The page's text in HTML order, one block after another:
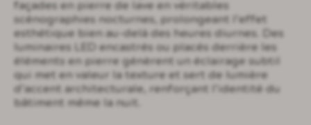
façades en pierre de lave en véritables
scénographies nocturnes, prolongeant l’effet
esthétique bien au-delà des heures diurnes. Des
luminaires LED encastrés ou placés derrière les
éléments en pierre génèrent un éclairage subtil
qui met en valeur la texture et sert de lumière
d’accent architecturale, renforçant l’identité du
bâtiment même la nuit.